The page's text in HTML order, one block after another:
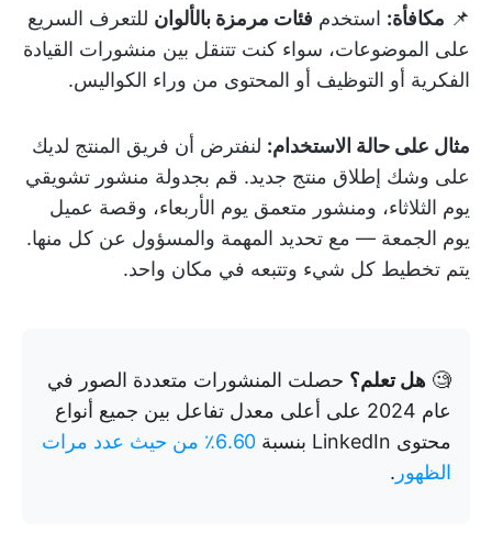
📌 مكافأة: استخدم فئات مرمزة بالألوان للتعرف السريع
على الموضوعات، سواء كنت تتنقل بين منشورات القيادة
الفكرية أو التوظيف أو المحتوى من وراء الكواليس.
مثال على حالة الاستخدام: لنفترض أن فريق المنتج لديك
على وشك إطلاق منتج جديد. قم بجدولة منشور تشويقي
يوم الثلاثاء، ومنشور متعمق يوم الأربعاء، وقصة عميل
يوم الجمعة — مع تحديد المهمة والمسؤول عن كل منها.
يتم تخطيط كل شيء وتتبعه في مكان واحد.
🧐 هل تعلم؟ حصلت المنشورات متعددة الصور في
عام 2024 على أعلى معدل تفاعل بين جميع أنواع
محتوى LinkedIn بنسبة
6.60٪ من حيث عدد مرات
الظهور .